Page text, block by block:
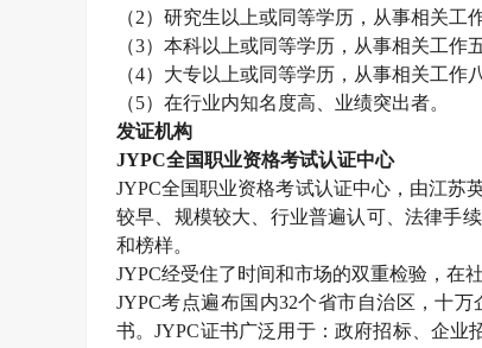
（2）研究生以上或同等学历，从事相关工
（3）本科以上或同等学历，从事相关工作
（4）大专以上或同等学历，从事相关工作
（5）在行业内知名度高、业绩突出者。
发证机构
JYPC全国职业资格考试认证中心
JYPC全国职业资格考试认证中心，由江苏
较早、规模较大、行业普遍认可、法律手
和榜样。
JYPC经受住了时间和市场的双重检验，在
JYPC考点遍布国内32个省市自治区，十万
书。JYPC证书广泛用于：政府招标、企业